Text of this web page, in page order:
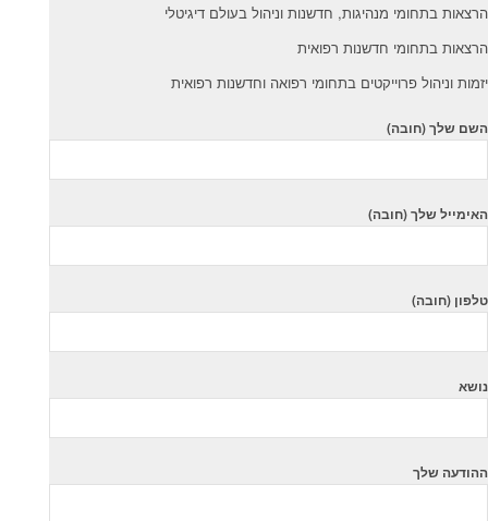
הרצאות בתחומי מנהיגות, חדשנות וניהול בעולם דיגיטלי
הרצאות בתחומי חדשנות רפואית
יזמות וניהול פרוייקטים בתחומי רפואה וחדשנות רפואית
השם שלך (חובה)
האימייל שלך (חובה)
טלפון (חובה)
נושא
ההודעה שלך